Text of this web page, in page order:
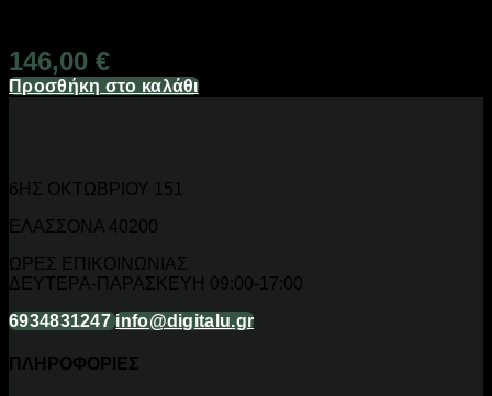
146,00 €
Προσθήκη στο καλάθι
6ΗΣ ΟΚΤΩΒΡΙΟΥ 151
ΕΛΑΣΣΟΝΑ 40200
ΩΡΕΣ ΕΠΙΚΟΙΝΩΝΙΑΣ
ΔΕΥΤΕΡΑ-ΠΑΡΑΣΚΕΥΗ 09:00-17:00
6934831247 info@digitalu.gr
ΠΛΗΡΟΦΟΡΙΕΣ